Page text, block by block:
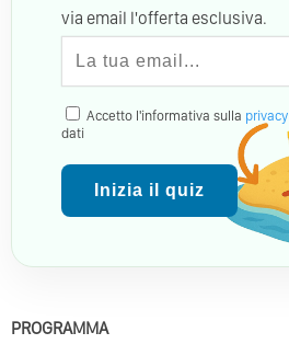
via email l'offerta esclusiva.
Accetto l'informativa sulla privacy
dati
Inizia il quiz
PROGRAMMA